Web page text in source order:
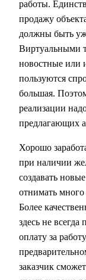
работы.
продажу
должны быть
Виртуальными
новостные или
пользуются
большая.
реализации
предлагающих
Хорошо
при наличии
создавать
отнимать
Более
здесь не
оплату за
заказчик